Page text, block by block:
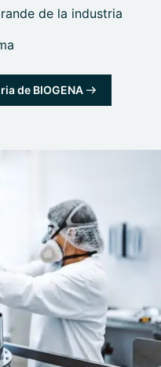
de la industria
de BIOGENA